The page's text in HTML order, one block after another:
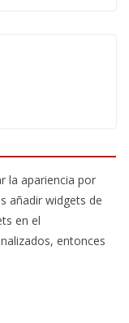
la apariencia por
añadir widgets de
en el
entonces